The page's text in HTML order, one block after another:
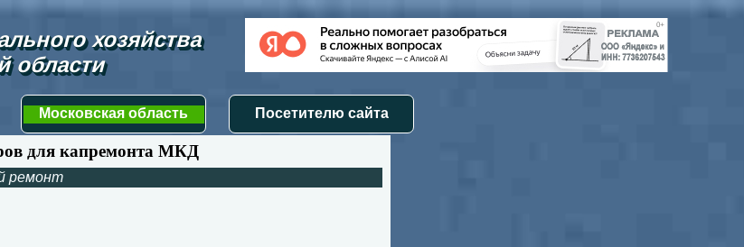
Московская область Посетителю сайта
хозяйства
области
для капремонта МКД
ремонт